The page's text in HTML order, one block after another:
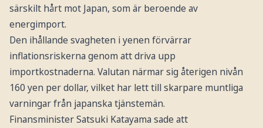
särskilt hårt mot Japan, som är beroende av
energimport.
Den ihållande svagheten i yenen förvärrar
inflationsriskerna genom att driva upp
importkostnaderna. Valutan närmar sig återigen nivån
160 yen per dollar, vilket har lett till skarpare muntliga
varningar från japanska tjänstemän.
Finansminister Satsuki Katayama sade att